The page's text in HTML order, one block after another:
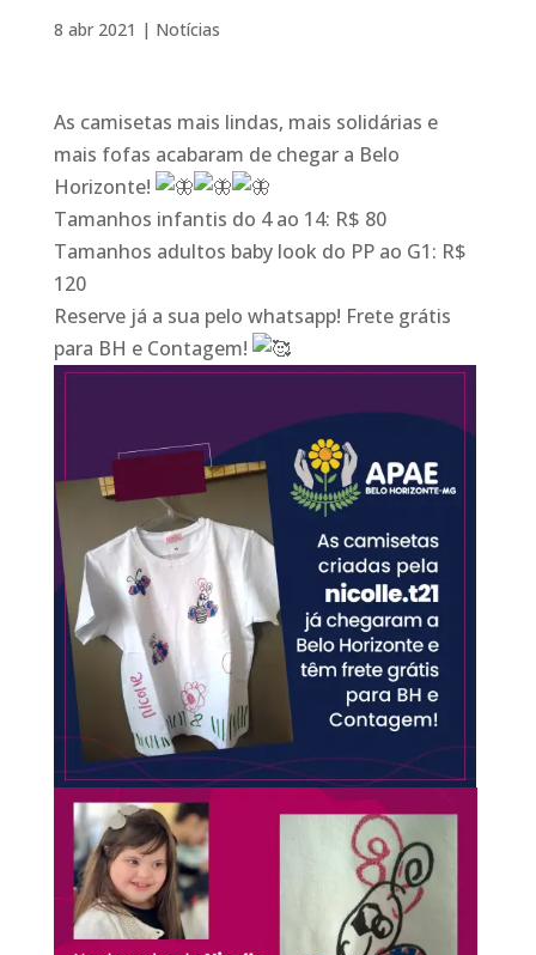
8 abr 2021 | Notícias
As camisetas mais lindas, mais solidárias e
mais fofas acabaram de chegar a Belo
Horizonte!
Tamanhos infantis do 4 ao 14: R$ 80
Tamanhos adultos baby look do PP ao G1: R$
120
Reserve já a sua pelo whatsapp! Frete grátis
para BH e Contagem!